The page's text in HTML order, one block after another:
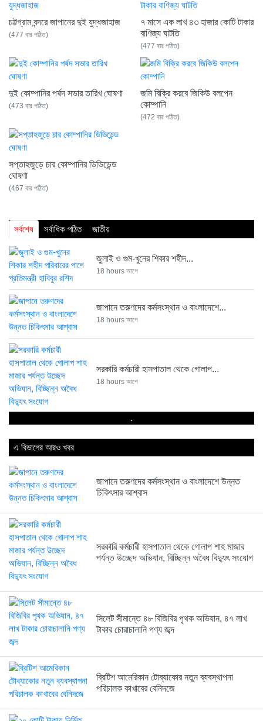
চট্টগ্রাম বন্দরে জাপানের দুই যুদ্ধজাহাজ
(477 বার পঠিত)
৭ মাসে এক লাখ ৪৩ হাজার কোটি টাকার
বাণিজ্য ঘাটতি
(477 বার পঠিত)
দুই কোম্পানির পর্ষদ সভার তারিখ ঘোষণা
(473 বার পঠিত)
জমি বিক্রি করবে জিকিউ বলপেন
কোম্পানি
(472 বার পঠিত)
সপ্তাহজুড়ে চার কোম্পানির ডিভিডেন্ড
ঘোষণা
(467 বার পঠিত)
সর্বশেষ সর্বাধিক পঠিত জাতীয়
জুলাই ও গুম-খুনের শিকার শহীদ...
18 hours আগে
জাপানে তরুণদের কর্মসংস্থান ও বাংলাদেশে...
18 hours আগে
সরকারি কর্মচারী হাসপাতাল থেকে গোলাপ...
18 hours আগে
সিলেট সীমান্তে ৪৮ বিজিবির পৃথক...
ব্রিটিশ আমেরিকান টোব্যাকোর নতুন ব্যবস্থাপনা...
২০ কোটি টাকায় নির্মিত শাহ...
19 hours আগে
19 hours আগে
বগুড়ায় ৪০০ একর জমির ওপর...
19 hours আগে
.
এ বিভাগের আরও খবর
জাপানে তরুণদের কর্মসংস্থান ও বাংলাদেশে উন্নত
চিকিৎসার আশ্বাস
সরকারি কর্মচারী হাসপাতাল থেকে গোলাপ শাহ মাজার
পর্যন্ত উচ্ছেদ অভিযান, বিচ্ছিন্ন অবৈধ বিদ্যুৎ সংযোগ
সিলেট সীমান্তে ৪৮ বিজিবির পৃথক অভিযান, ৪৭ লাখ
টাকার চোরাচালানি পণ্য জব্দ
ব্রিটিশ আমেরিকান টোব্যাকোর নতুন ব্যবস্থাপনা
পরিচালক কাখাবের বেনিদজে